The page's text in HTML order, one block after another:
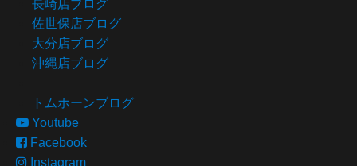
長崎店ブログ
佐世保店ブログ
大分店ブログ
沖縄店ブログ
トムホーンブログ
Youtube
Facebook
Instagram